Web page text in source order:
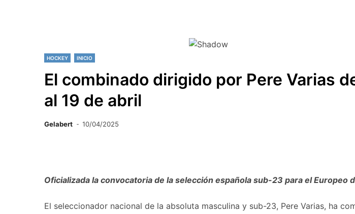
HOCKEY INICIO
El combinado dirigido por Pere Varias
al 19 de abril
Gelabert 10/04/2025
Oficializada la convocatoria de la selección española sub-23 para el Europeo
El seleccionador nacional de la absoluta masculina y sub-23, Pere Varias, ha